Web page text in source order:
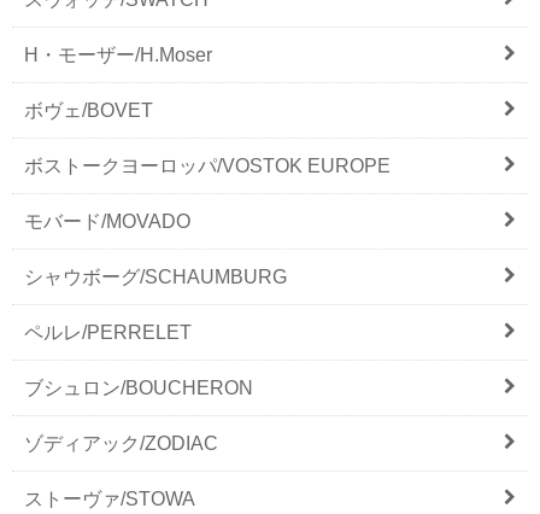
H・モーザー/H.Moser
ボヴェ/BOVET
ボストークヨーロッパ/VOSTOK EUROPE
モバード/MOVADO
シャウボーグ/SCHAUMBURG
ペルレ/PERRELET
ブシュロン/BOUCHERON
ゾディアック/ZODIAC
ストーヴァ/STOWA